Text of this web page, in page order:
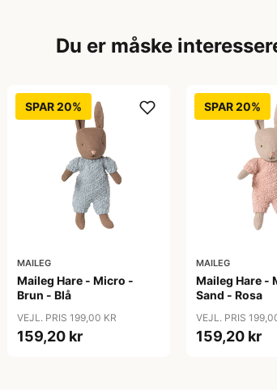
Du er måske
SPAR 20%
MAILEG
Maileg Hare - Micro -
Brun - Blå
VEJL. PRIS 199,00 KR
159,20 kr
SPAR 20%
MAILEG
Maileg Hare -
Sand - Rosa
VEJL. PRIS
159,20 kr